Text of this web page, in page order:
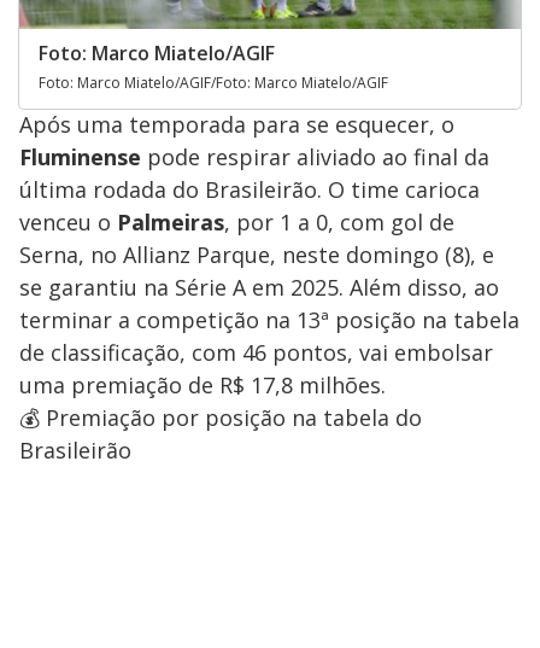
Foto: Marco Miatelo/AGIF
Foto: Marco Miatelo/AGIF/Foto: Marco Miatelo/AGIF
Após uma temporada para se esquecer, o
Fluminense pode respirar aliviado ao final da
última rodada do Brasileirão. O time carioca
venceu o Palmeiras, por 1 a 0, com gol de
Serna, no Allianz Parque, neste domingo (8), e
se garantiu na Série A em 2025. Além disso, ao
terminar a competição na 13ª posição na tabela
de classificação, com 46 pontos, vai embolsar
uma premiação de R$ 17,8 milhões.
💰 Premiação por posição na tabela do
Brasileirão